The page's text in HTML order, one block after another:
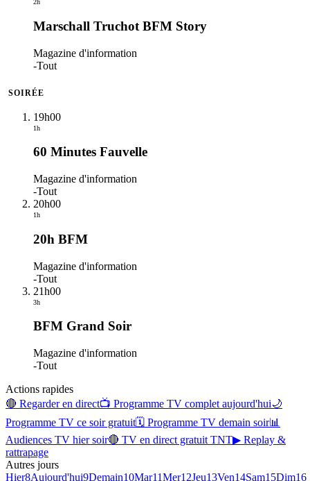
2h
Marschall Truchot BFM Story
Magazine d'information
-Tout
SOIRÉE
19h00
1h
60 Minutes Fauvelle
Magazine d'information
-Tout
20h00
1h
20h BFM
Magazine d'information
-Tout
21h00
3h
BFM Grand Soir
Magazine d'information
-Tout
Actions rapides
🔴 Regarder en direct📺 Programme TV complet aujourd'hui🌙
Programme TV ce soir gratuit🗓 Programme TV demain soir📊
Audiences TV hier soir🔴 TV en direct gratuit TNT▶ Replay &
rattrapage
Autres jours
Hier8Aujourd'hui9Demain10Mar11Mer12Jeu13Ven14Sam15Dim16